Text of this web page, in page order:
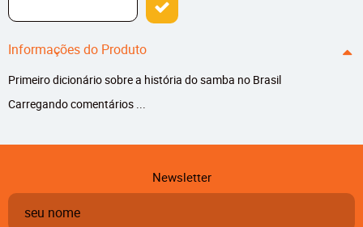
Informações do Produto
Primeiro dicionário sobre a história do samba no Brasil
Carregando comentários ...
Newsletter